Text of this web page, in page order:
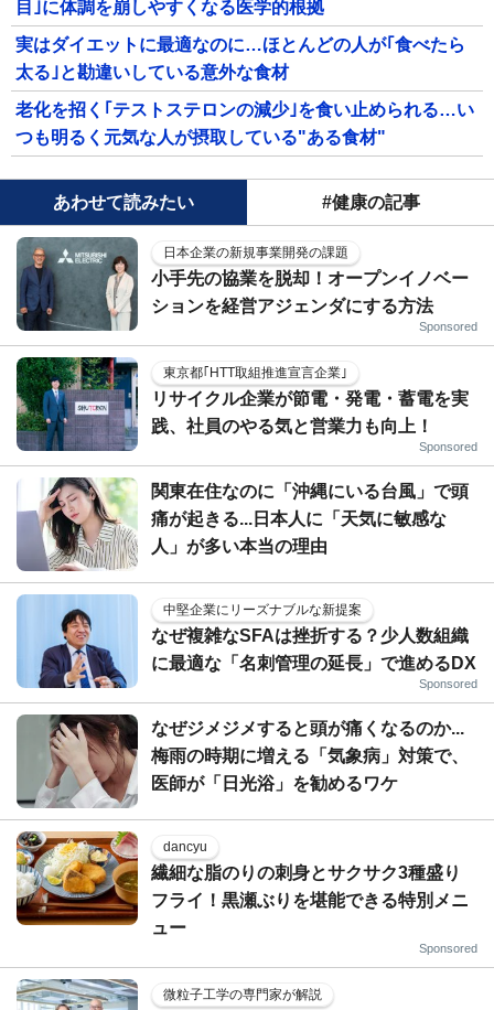
目｣に体調を崩しやすくなる医学的根拠
実はダイエットに最適なのに…ほとんどの人が｢食べたら
太る｣と勘違いしている意外な食材
老化を招く｢テストステロンの減少｣を食い止められる…い
つも明るく元気な人が摂取している"ある食材"
あわせて読みたい #健康の記事
日本企業の新規事業開発の課題
小手先の協業を脱却！オープンイノベー
ションを経営アジェンダにする方法
Sponsored
東京都｢HTT取組推進宣言企業｣
リサイクル企業が節電・発電・蓄電を実
践、社員のやる気と営業力も向上！
Sponsored
関東在住なのに「沖縄にいる台風」で頭
痛が起きる...日本人に「天気に敏感な
人」が多い本当の理由
中堅企業にリーズナブルな新提案
なぜ複雑なSFAは挫折する？少人数組織
に最適な「名刺管理の延長」で進めるDX
Sponsored
なぜジメジメすると頭が痛くなるのか...
梅雨の時期に増える「気象病」対策で、
医師が「日光浴」を勧めるワケ
dancyu
繊細な脂のりの刺身とサクサク3種盛り
フライ！黒瀬ぶりを堪能できる特別メニ
ュー
Sponsored
微粒子工学の専門家が解説